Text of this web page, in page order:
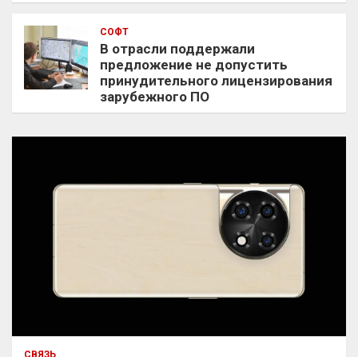
СОФТ
В отрасли поддержали
предложение не допустить
принудительного лицензирования
зарубежного ПО